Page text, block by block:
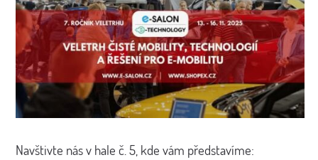
Navštivte nás v hale č. 5, kde vám představíme: